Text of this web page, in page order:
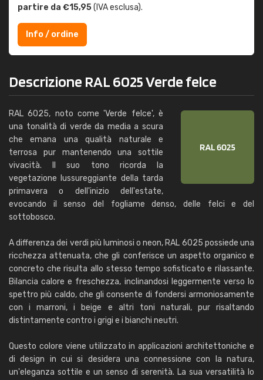
partire da €15,95(IVA esclusa).
Info / ordine
Descrizione RAL 6025 Verde felce
RAL 6025, noto come 'Verde felce', è
una tonalità di verde da media a scura
che emana una qualità naturale e
terrosa pur mantenendo una sottile
vivacità. Il suo tono ricorda la
vegetazione lussureggiante della tarda
primavera o dell'inizio dell'estate,
evocando il senso del fogliame denso, delle felci e del
sottobosco.
A differenza dei verdi più luminosi o neon, RAL 6025 possiede una
ricchezza attenuata, che gli conferisce un aspetto organico e
concreto che risulta allo stesso tempo sofisticato e rilassante.
Bilancia calore e freschezza, inclinandosi leggermente verso lo
spettro più caldo, che gli consente di fondersi armoniosamente
con i marroni, i beige e altri toni naturali, pur risaltando
distintamente contro i grigi e i bianchi neutri.
Questo colore viene utilizzato in applicazioni architettoniche e
di design in cui si desidera una connessione con la natura,
un'eleganza sottile e un senso di serenità. La sua versatilità lo